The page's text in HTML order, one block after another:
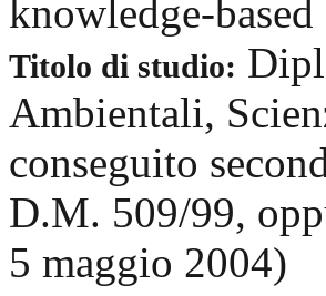
knowledge-
Titolo di studio:
Ambientali,
conseguito
D.M. 509/99,
5 maggio 2004)